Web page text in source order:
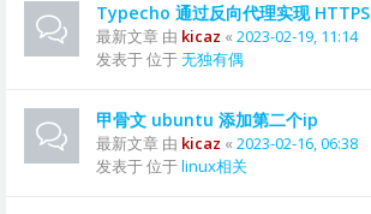
Typecho 通过反向代理实现 HTTPS
最新文章 由 kicaz « 2023-02-19, 11:14
发表于 位于无独有偶
甲骨文 ubuntu 添加第二个ip
最新文章 由 kicaz « 2023-02-16, 06:38
发表于 位于linux相关